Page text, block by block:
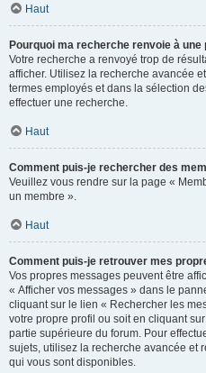
Haut
Pourquoi ma recherche renvoie à une
Votre recherche a renvoyé trop de
afficher. Utilisez la recherche avancée
termes employés et dans la sélection
effectuer une recherche.
Haut
Comment puis-je rechercher des
Veuillez vous rendre sur la page «
un membre ».
Haut
Comment puis-je retrouver mes
Vos propres messages peuvent être
« Afficher vos messages » dans le
cliquant sur le lien « Rechercher les
votre propre profil ou soit en cliquant
partie supérieure du forum. Pour
sujets, utilisez la recherche avancée et
qui vous sont disponibles.